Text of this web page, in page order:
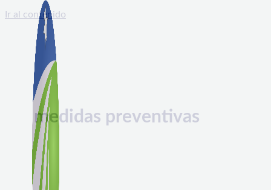
Ir al contenido
medidas preventivas